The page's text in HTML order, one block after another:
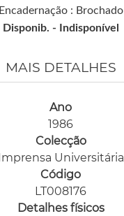
Encadernação : Brochado
Disponib. -
Indisponível
MAIS DETALHES
Ano
1986
Colecção
Imprensa Universitária
Código
LT008176
Detalhes físicos